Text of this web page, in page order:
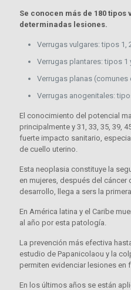
Se conocen más de 180
determinadas lesiones.
Verrugas vulgares: tipos 1,
Verrugas plantares: tipos 1
Verrugas planas (comunes
Verrugas anogenitales:
El conocimiento del potencial
principalmente y 31, 33, 35, 39,
fuerte impacto sanitario,
de cuello uterino.
Esta neoplasia constituye la
en mujeres, después del cáncer
desarrollo, llega a sers la primera.
En América latina y el Caribe
al año por esta patología.
La prevención más efectiva
estudio de Papanicolaou y la
permiten evidenciar lesiones en
En los últimos años se están